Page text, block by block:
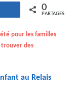
Partagez 0
PARTAGES
été pour les familles
des
au Relais